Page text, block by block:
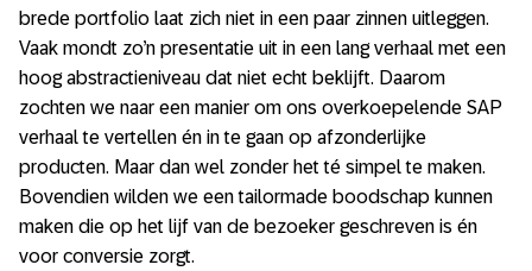
brede portfolio laat zich niet in een paar zinnen uitleggen.
Vaak mondt zo’n presentatie uit in een lang verhaal met een
hoog abstractieniveau dat niet echt beklijft. Daarom
zochten we naar een manier om ons overkoepelende SAP
verhaal te vertellen én in te gaan op afzonderlijke
producten. Maar dan wel zonder het té simpel te maken.
Bovendien wilden we een tailormade boodschap kunnen
maken die op het lijf van de bezoeker geschreven is én
voor conversie zorgt.